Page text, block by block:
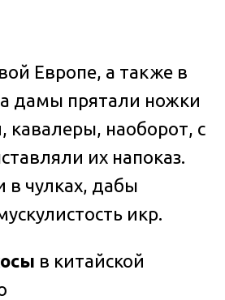
Европе, а также в
дамы прятали ножки
кавалеры, наоборот, с
их напоказ.
чулках, дабы
икр.
в китайской